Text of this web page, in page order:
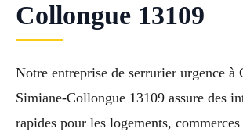
Collongue 13109
Notre entreprise de serrurier urgence à
Simiane-Collongue 13109 assure des
rapides pour les logements,